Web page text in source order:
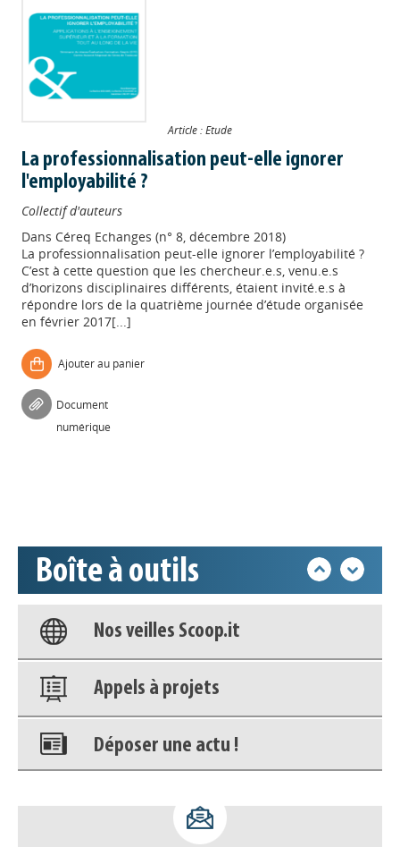
Article : Etude
La professionnalisation peut-elle ignorer
l'employabilité ?
Collectif d'auteurs
Dans Céreq Echanges (n° 8, décembre 2018)
La professionnalisation peut-elle ignorer l’employabilité ?
C’est à cette question que les chercheur.e.s, venu.e.s
d’horizons disciplinaires différents, étaient invité.e.s à
répondre lors de la quatrième journée d’étude organisée
en février 2017[...]
Ajouter au panier
Document
numérique
Boîte à outils
Base documentaire
Nos veilles Scoop.it
Appels à projets
Déposer une actu !
déconnecter)